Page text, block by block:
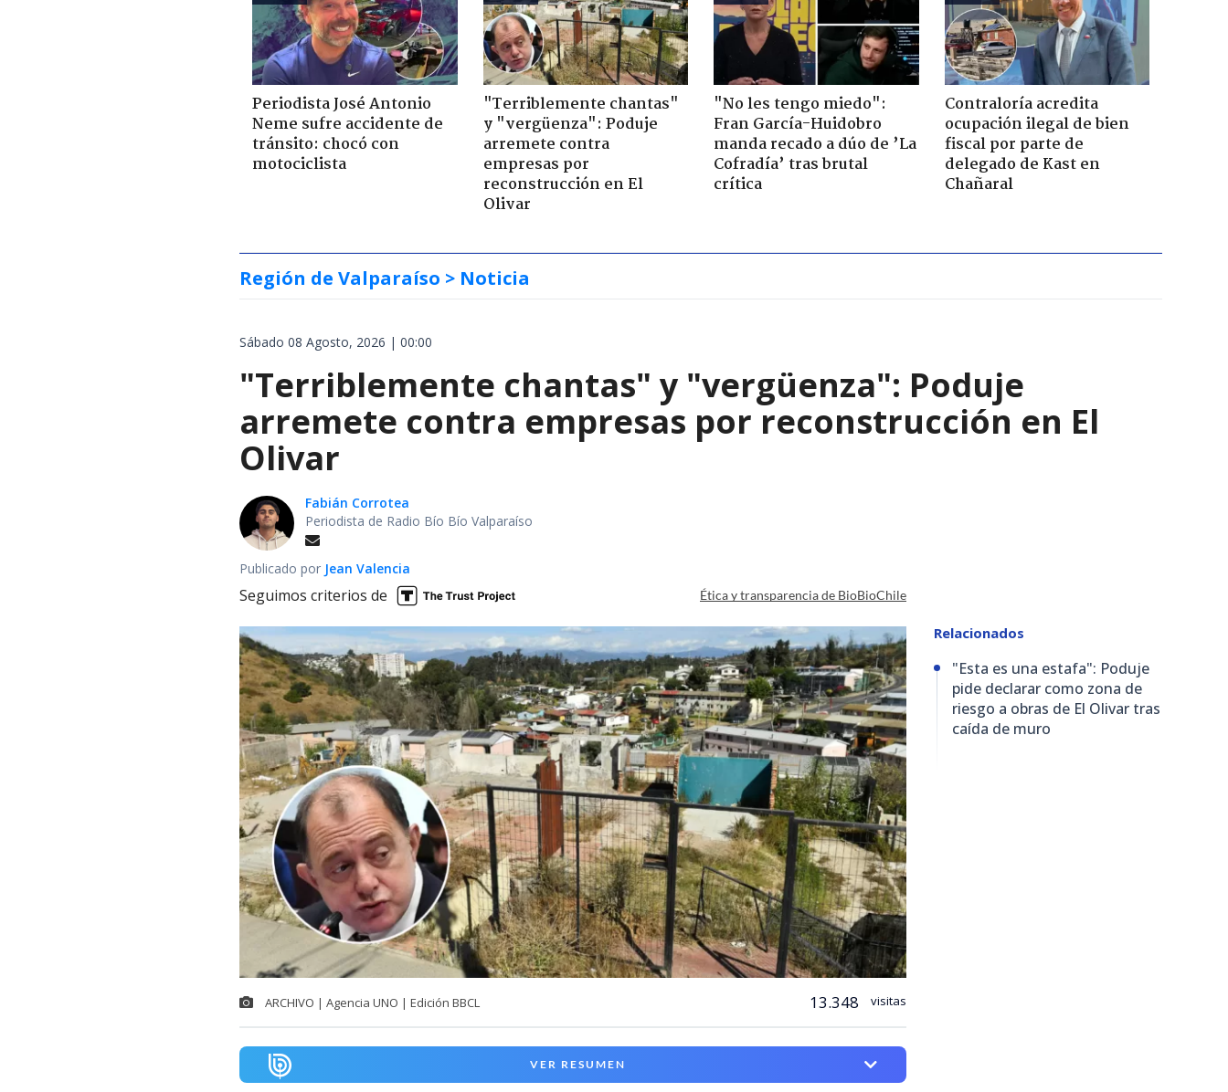
Periodista José Antonio
Neme sufre accidente de
tránsito: chocó con
motociclista
"Terriblemente chantas"
y "vergüenza": Poduje
arremete contra
empresas por
reconstrucción en El
Olivar
"No les tengo miedo":
Fran García-Huidobro
manda recado a dúo de ’La
Cofradía’ tras brutal
crítica
Contraloría acredita
ocupación ilegal de bien
fiscal por parte de
delegado de Kast en
Chañaral
Región de Valparaíso > Noticia
Sábado 08 Agosto, 2026 | 00:00
"Terriblemente chantas" y "vergüenza": Poduje
arremete contra empresas por reconstrucción en El
Olivar
Fabián Corrotea
Periodista de Radio Bío Bío Valparaíso
Publicado por Jean Valencia
Seguimos criterios de Ética y transparencia de BioBioChile
ARCHIVO | Agencia UNO | Edición BBCL 13.348 visitas
VER RESUMEN
Relacionados
"Esta es una estafa": Poduje
pide declarar como zona de
riesgo a obras de El Olivar tras
caída de muro